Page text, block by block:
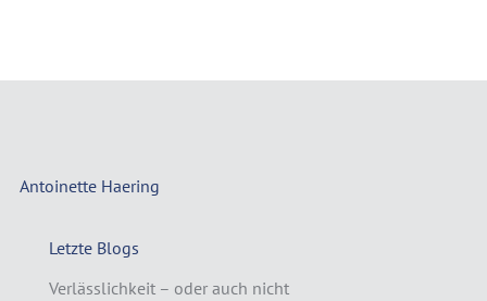
Antoinette Haering
Letzte Blogs
Verlässlichkeit – oder auch nicht